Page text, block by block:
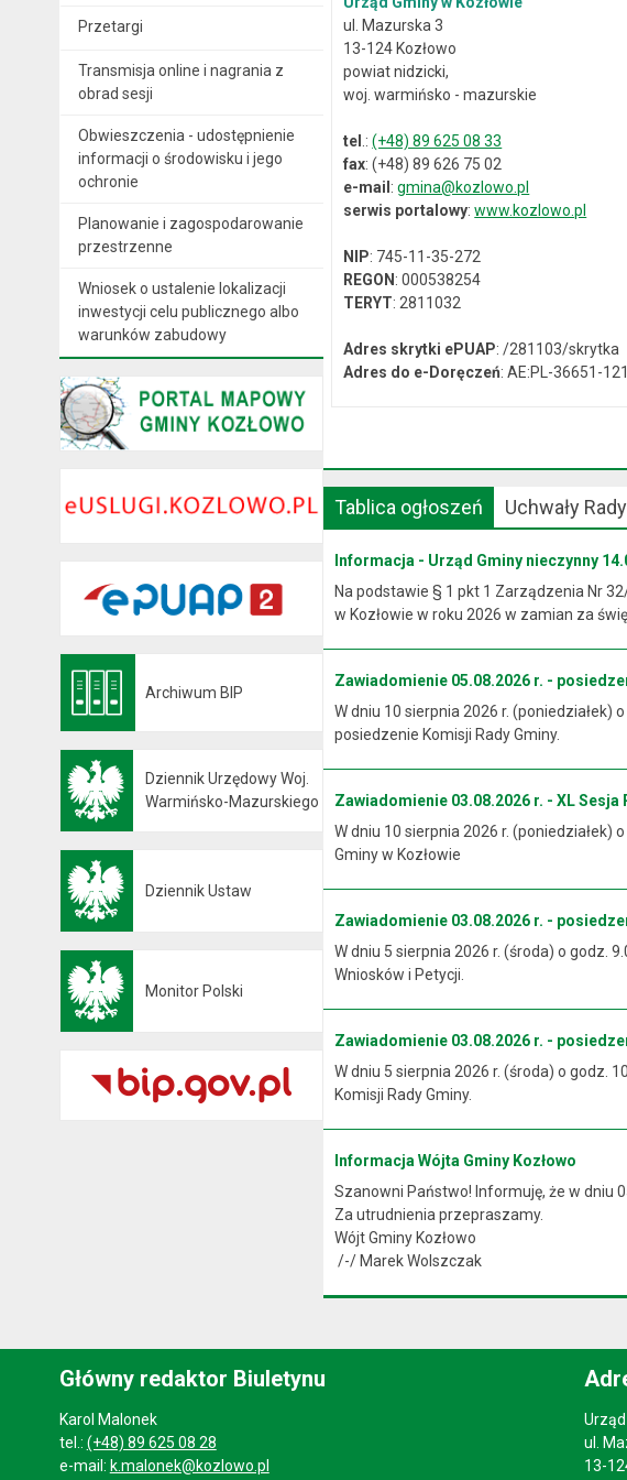
Przetargi
Transmisja online i nagrania z
obrad sesji
Obwieszczenia - udostępnienie
informacji o środowisku i jego
ochronie
Planowanie i zagospodarowanie
przestrzenne
Wniosek o ustalenie lokalizacji
inwestycji celu publicznego albo
warunków zabudowy
Archiwum BIP
Dziennik Urzędowy Woj.
Warmińsko-Mazurskiego
Dziennik Ustaw
Monitor Polski
ul. Mazurska 3
13-124 Kozłowo
powiat nidzicki,
woj. warmińsko - mazurskie
tel .:(+48) 89 625 08 33
fax: (+48) 89 626 75 02
e-mail :gmina@kozlowo.pl
serwis portalowy:www.kozlowo.pl
NIP: 745-11-35-272
REGON : 000538254
TERYT: 2811032
Adres skrytki ePUAP: /281103/skrytka
Adres do e-Doręczeń: AE:PL-36651-
Tablica ogłoszeń Uchwały
Informacja - Urząd Gminy nieczynny
Na podstawie § 1 pkt 1 Zarządzenia Nr
w Kozłowie w roku 2026 w zamian za
Zawiadomienie 05.08.2026 r. -
W dniu 10 sierpnia 2026 r. (poniedziałek)
posiedzenie Komisji Rady Gminy.
Zawiadomienie 03.08.2026 r. - XL Sesja
W dniu 10 sierpnia 2026 r. (poniedziałek)
Gminy w Kozłowie
Zawiadomienie 03.08.2026 r. -
W dniu 5 sierpnia 2026 r. (środa) o godz.
Wniosków i Petycji.
Zawiadomienie 03.08.2026 r. -
W dniu 5 sierpnia 2026 r. (środa) o godz.
Komisji Rady Gminy.
Informacja Wójta Gminy Kozłowo
Szanowni Państwo! Informuję, że w dniu
Za utrudnienia przepraszamy.
Wójt Gminy Kozłowo
/-/ Marek Wolszczak
Główny redaktor Biuletynu
Karol Malonek
tel.: (+48) 89 625 08 28
e-mail: k.malonek@kozlowo.pl
ul.
13-